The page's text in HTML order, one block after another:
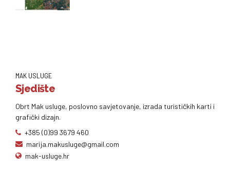
MAK USLUGE
Sjedište
Obrt Mak usluge, poslovno savjetovanje, izrada turističkih karti i
grafički dizajn.
+385 (0)99 3679 460
marija.makusluge@gmail.com
mak-usluge.hr